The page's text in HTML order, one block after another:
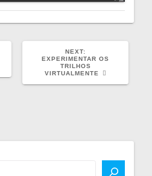
NEXT:
POST:
EXPERIMENTAR OS
TRILHOS
VIRTUALMENTE